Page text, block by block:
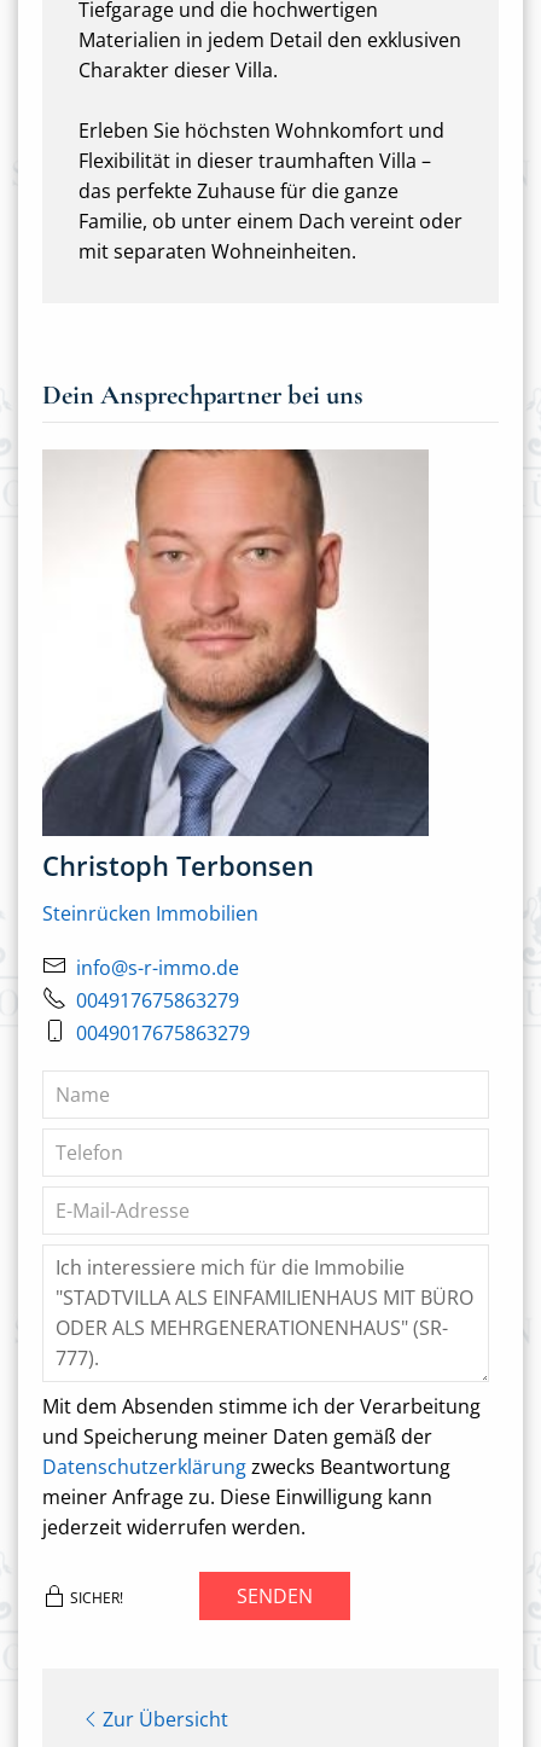
Tiefgarage und die hochwertigen
Materialien in jedem Detail den exklusiven
Charakter dieser Villa.
Erleben Sie höchsten Wohnkomfort und
Flexibilität in dieser traumhaften Villa –
das perfekte Zuhause für die ganze
Familie, ob unter einem Dach vereint oder
mit separaten Wohneinheiten.
Dein Ansprechpartner bei uns
Christoph Terbonsen
Steinrücken Immobilien
info@s-r-immo.de
004917675863279
0049017675863279
Mit dem Absenden stimme ich der Verarbeitung
und Speicherung meiner Daten gemäß der
Datenschutzerklärungzwecks Beantwortung
meiner Anfrage zu. Diese Einwilligung kann
jederzeit widerrufen werden.
SICHER! SENDEN
Zur Übersicht